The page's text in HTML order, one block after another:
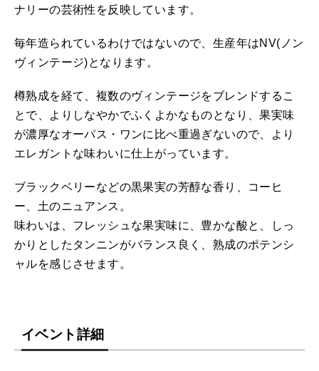
ナリーの芸術性を反映しています。
毎年造られているわけではないので、生産年はNV(ノン
ヴィンテージ)となります。
樽熟成を経て、複数のヴィンテージをブレンドするこ
とで、よりしなやかでふくよかなものとなり、果実味
が濃厚なオーパス・ワンに比べ重過ぎないので、より
エレガントな味わいに仕上がっています。
ブラックベリーなどの黒果実の芳醇な香り、コーヒ
ー、土のニュアンス。
味わいは、フレッシュな果実味に、豊かな酸と、しっ
かりとしたタンニンがバランス良く、熟成のポテンシ
ャルを感じさせます。
イベント詳細